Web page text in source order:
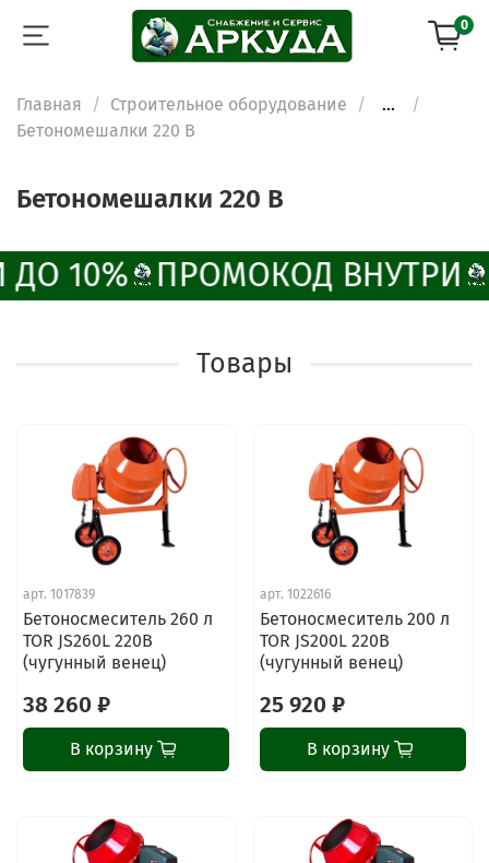
0
Главная Строительное оборудование
...
Бетономешалки 220 В
Бетономешалки 220 В
10% ПРОМОКОД ВНУТРИ
Товары
арт. 1017839
Бетоносмеситель 260 л
TOR JS260L 220В
(чугунный венец)
38 260 ₽
В корзину
арт. 1022616
Бетоносмеситель 200 л
TOR JS200L 220В
(чугунный венец)
25 920 ₽
В корзину